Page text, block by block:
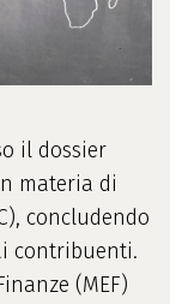
il dossier
materia di
concludendo
contribuenti.
(MEF)